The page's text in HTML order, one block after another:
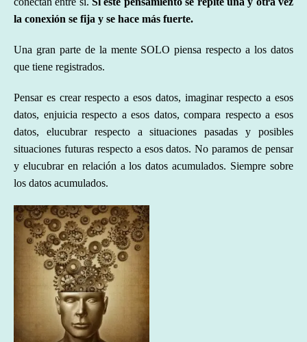
la conexión se fija y se hace más fuerte.
Una gran parte de la mente SOLO piensa respecto a los datos
que tiene registrados.
Pensar es crear respecto a esos datos, imaginar respecto a esos
datos, enjuicia respecto a esos datos, compara respecto a esos
datos, elucubrar respecto a situaciones pasadas y posibles
situaciones futuras respecto a esos datos. No paramos de pensar
y elucubrar en relación a los datos acumulados. Siempre sobre
los datos acumulados.